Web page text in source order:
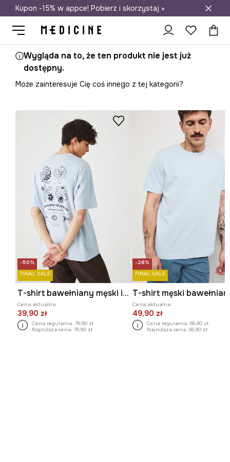
Darmowa dostawa do salonów
Kupon -15% w appce! Pobierz i skorzystaj »
Wygląda na to, że ten produkt nie jest już
dostępny.
Może zainteresuje Cię coś innego z tej kategorii?
-50%
FINAL SALE
T-shirt bawełniany męski interlock kolor niebieski
Cena aktualna:
39,90 zł
Cena regularna: 79,90 zł
Najniższa cena: 79,90 zł
-28%
FINAL SALE
T-shirt męski
Cena aktualna:
49,90 zł
Cena regularna: 69,90 zł
Najniższa cena: 69,90 zł